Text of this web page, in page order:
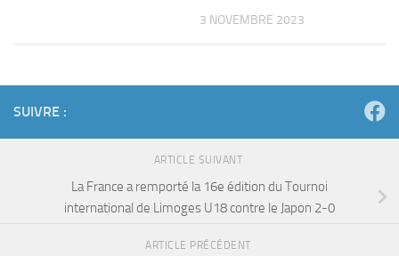
3 NOVEMBRE 2023
SUIVRE :
ARTICLE SUIVANT
La France a remporté la 16e édition du Tournoi
international de Limoges U18 contre le Japon 2-0
ARTICLE PRÉCÉDENT